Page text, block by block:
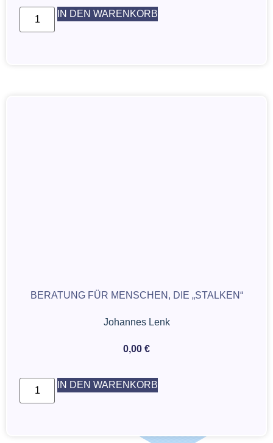
IN DEN WARENKORB
BERATUNG FÜR MENSCHEN, DIE „STALKEN“
Johannes Lenk
0,00 €
IN DEN WARENKORB